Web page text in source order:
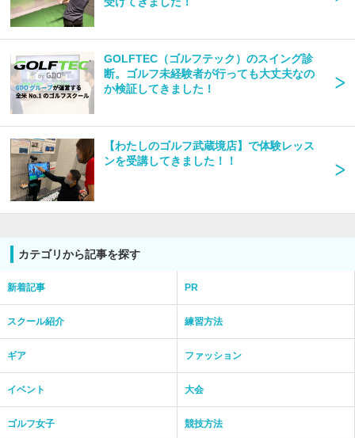
GOLFTEC（ゴルフテック）のスイング診
断。ゴルフ未経験者が行っても大丈夫なの
か検証してきました！
【わたしのゴルフ武蔵境店】で体験レッス
ンを受講してきました！！
カテゴリから記事を探す
新着記事 PR
スクール紹介 練習方法
ギア ファッション
イベント 大会
ゴルフ女子 競技方法